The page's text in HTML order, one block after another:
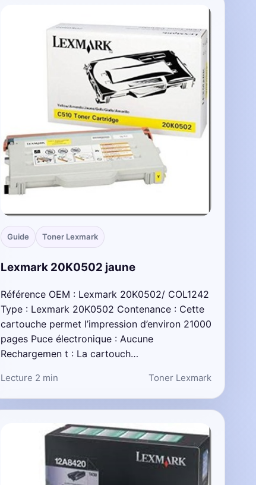
Guide Toner Lexmark
Lexmark 20K0502 jaune
Référence OEM : Lexmark 20K0502/ COL1242
Type : Lexmark 20K0502 Contenance : Cette
cartouche permet l’impression d’environ 21000
pages Puce électronique : Aucune
Rechargemen t : La cartouch…
Lecture 2 min Toner Lexmark